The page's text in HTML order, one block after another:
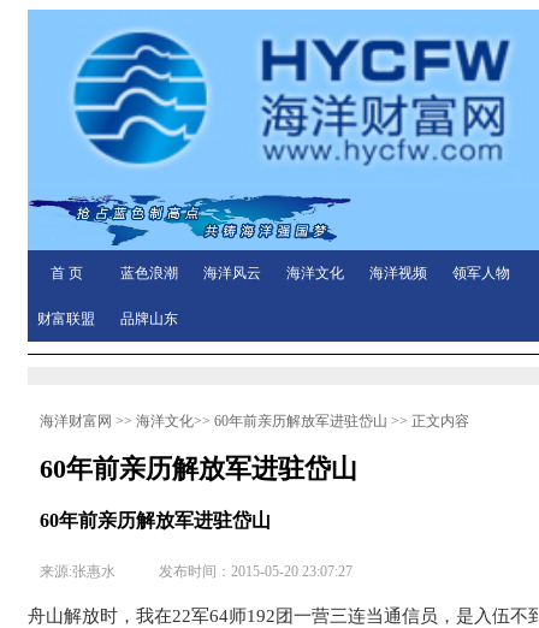
首 页 蓝色浪潮 海洋风云 海洋文化 海洋视频 领军人物
财富联盟 品牌山东
海洋财富网 >> 海洋文化>> 60年前亲历解放军进驻岱山 >> 正文内容
60年前亲历解放军进驻岱山
60年前亲历解放军进驻岱山
来源:张惠水 发布时间：2015-05-20 23:07:27
舟山解放时，我在22军64师192团一营三连当通信员，是入伍不